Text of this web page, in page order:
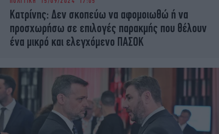
Κατρίνης: Δεν σκοπεύω να αφομοιωθώ ή να
προσχωρήσω σε επιλογές παρακμής που θέλουν
ένα μικρό και ελεγχόμενο ΠΑΣΟΚ